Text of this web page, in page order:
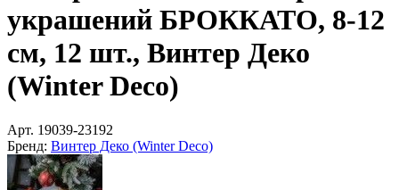
украшений БРОККАТО, 8-12
см, 12 шт., Винтер Деко
(Winter Deco)
Арт. 19039-23192
Бренд: Винтер Деко (Winter Deco)